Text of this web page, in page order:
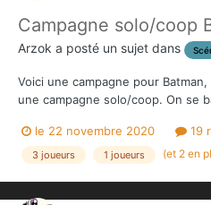
Campagne solo/coop
Arzok a posté un sujet dans
Voici une campagne pour
une campagne solo/coop. On se
http://www.monolithedition.com/
anTheConqueror_Solo-Rules_WIP-
le 22 novembre 2020 19
3 joueurs 1 joueurs (et 2 en